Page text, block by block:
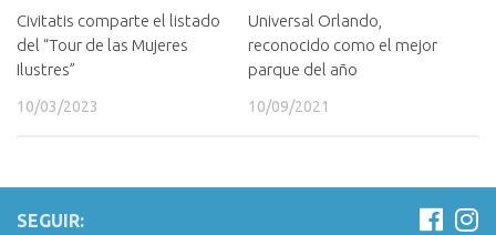
Civitatis comparte el listado
del “Tour de las Mujeres
Ilustres”
10/03/2023
Universal Orlando,
reconocido como el mejor
parque del año
10/09/2021
SEGUIR: